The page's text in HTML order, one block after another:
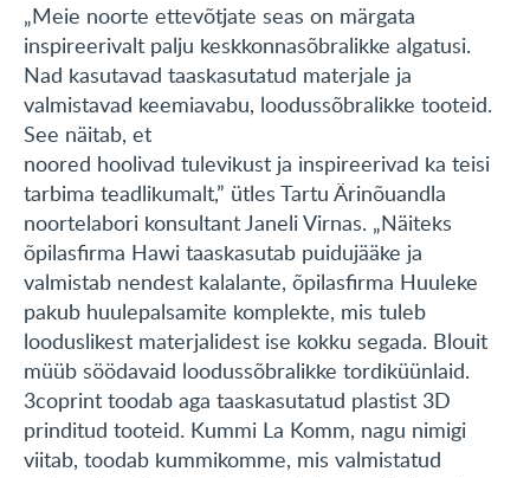
„Meie noorte ettevõtjate seas on märgata
inspireerivalt palju keskkonnasõbralikke algatusi.
Nad kasutavad taaskasutatud materjale ja
valmistavad keemiavabu, loodussõbralikke tooteid.
See näitab, et
noored hoolivad tulevikust ja inspireerivad ka teisi
tarbima teadlikumalt,” ütles Tartu Ärinõuandla
noortelabori konsultant Janeli Virnas. „Näiteks
õpilasfirma Hawi taaskasutab puidujääke ja
valmistab nendest kalalante, õpilasfirma Huuleke
pakub huulepalsamite komplekte, mis tuleb
looduslikest materjalidest ise kokku segada. Blouit
müüb söödavaid loodussõbralikke tordiküünlaid.
3coprint toodab aga taaskasutatud plastist 3D
prinditud tooteid. Kummi La Komm, nagu nimigi
viitab, toodab kummikomme, mis valmistatud